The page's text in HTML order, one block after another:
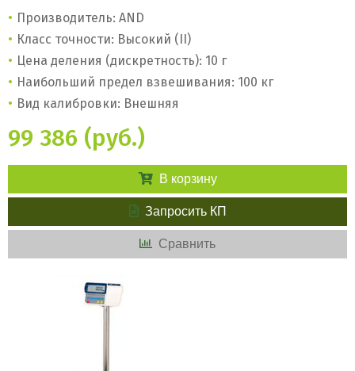
Производитель: AND
Класс точности: Высокий (II)
Цена деления (дискретность): 10 г
Наибольший предел взвешивания: 100 кг
Вид калибровки: Внешняя
99 386 (руб.)
В корзину
Запросить КП
Сравнить